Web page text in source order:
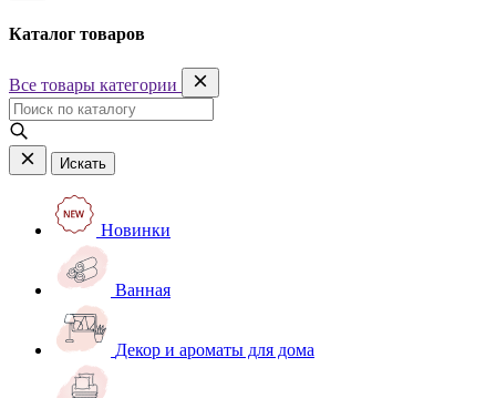
Каталог товаров
Все товары категории
Искать
Новинки
Ванная
Декор и ароматы для дома